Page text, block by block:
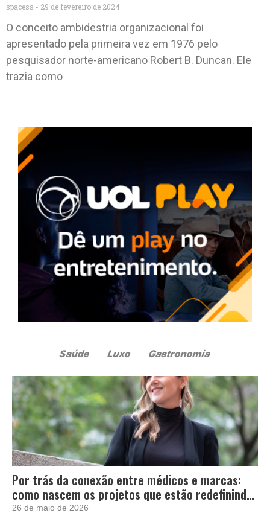
spacess 29 de fevereiro de 2024
O conceito ambidestria organizacional foi
apresentado pela primeira vez em 1976 pelo
pesquisador norte-americano Robert B. Duncan. Ele
trazia como
Por trás da conexão entre médicos e marcas:
como nascem os projetos que estão redefinindo
a influência no setor de saúde
26 de maio de 2026